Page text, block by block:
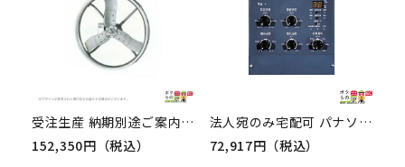
受注生産 納期別途ご案内 法人宛のみ宅配可 パナソニック 畜産用換気扇 NK-14FGC スマートファン 吊下タイプ インバーターファン バックガード付 Panasonic 牛舎 畜舎 扇風機
152,350円（税込）
法人宛のみ宅配可 パナソニック DCファン・インバータファン用コントローラ FKD01 ボリュームつまみタイプ Panasonic 畜産用換気扇
72,917円（税込）